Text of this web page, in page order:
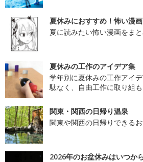
夏休みにおすすめ！怖い漫画
夏に読みたい怖い漫画をま
夏休みの工作のアイデア集
学年別に夏休みの工作アイ
駄なく、自由工作に取り組も
関東・関西の日帰り温泉
関東や関西の日帰りできる
2026年のお盆休みはいつか